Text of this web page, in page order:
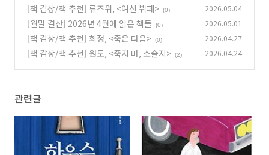
[책 감상/책 추천] 류즈위, <여신 뷔페> (0) 2026.05.04
[월말 결산] 2026년 4월에 읽은 책들 (0) 2026.05.01
[책 감상/책 추천] 희정, <죽은 다음> (0) 2026.04.27
[책 감상/책 추천] 원도, <죽지 마, 소슬지> (2) 2026.04.24
관련글